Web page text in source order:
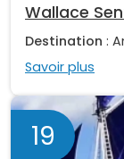
Wallace
Destination :
Savoir plus
19